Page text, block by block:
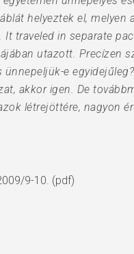
helyeztek el, melyen
traveled in separate
utazott. Precízen
e
akkor igen. De
létrejöttére, nagyon
9-10. (pdf)